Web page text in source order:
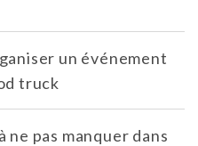
un événement
truck
ne pas manquer dans